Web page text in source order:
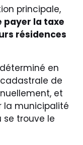
principale,
payer la taxe
résidences
en
de
et
la municipalité
trouve le